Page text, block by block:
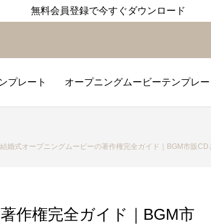
無料会員登録で今すぐダウンロード
プレート オープニングムービーテンプレー
結婚式オープニングムービーの著作権完全ガイド｜BGM市販
作権完全ガイド｜BGM市